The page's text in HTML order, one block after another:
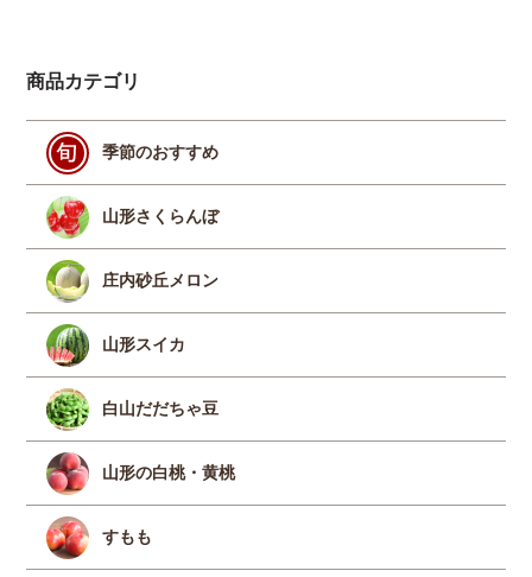
商品カテゴリ
季節のおすすめ
山形さくらんぼ
庄内砂丘メロン
山形スイカ
白山だだちゃ豆
山形の白桃・黄桃
すもも